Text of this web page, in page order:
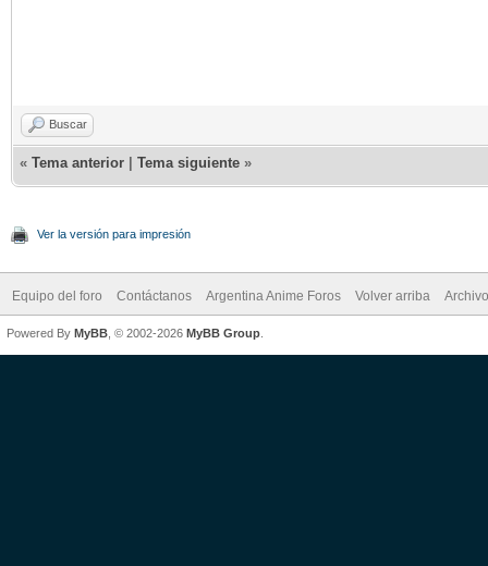
Buscar
« Tema anterior Tema siguiente »
Ver la versión para impresión
Equipo del foro Contáctanos Argentina Anime Foros Volver arriba
Powered By MyBB , © 2002-2026 MyBB Group